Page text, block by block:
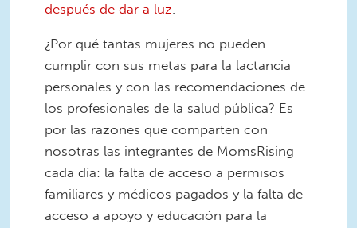
después de dar a luz.
¿Por qué tantas mujeres no pueden
cumplir con sus metas para la lactancia
personales y con las recomendaciones de
los profesionales de la salud pública? Es
por las razones que comparten con
nosotras las integrantes de MomsRising
cada día: la falta de acceso a permisos
familiares y médicos pagados y la falta de
acceso a apoyo y educación para la